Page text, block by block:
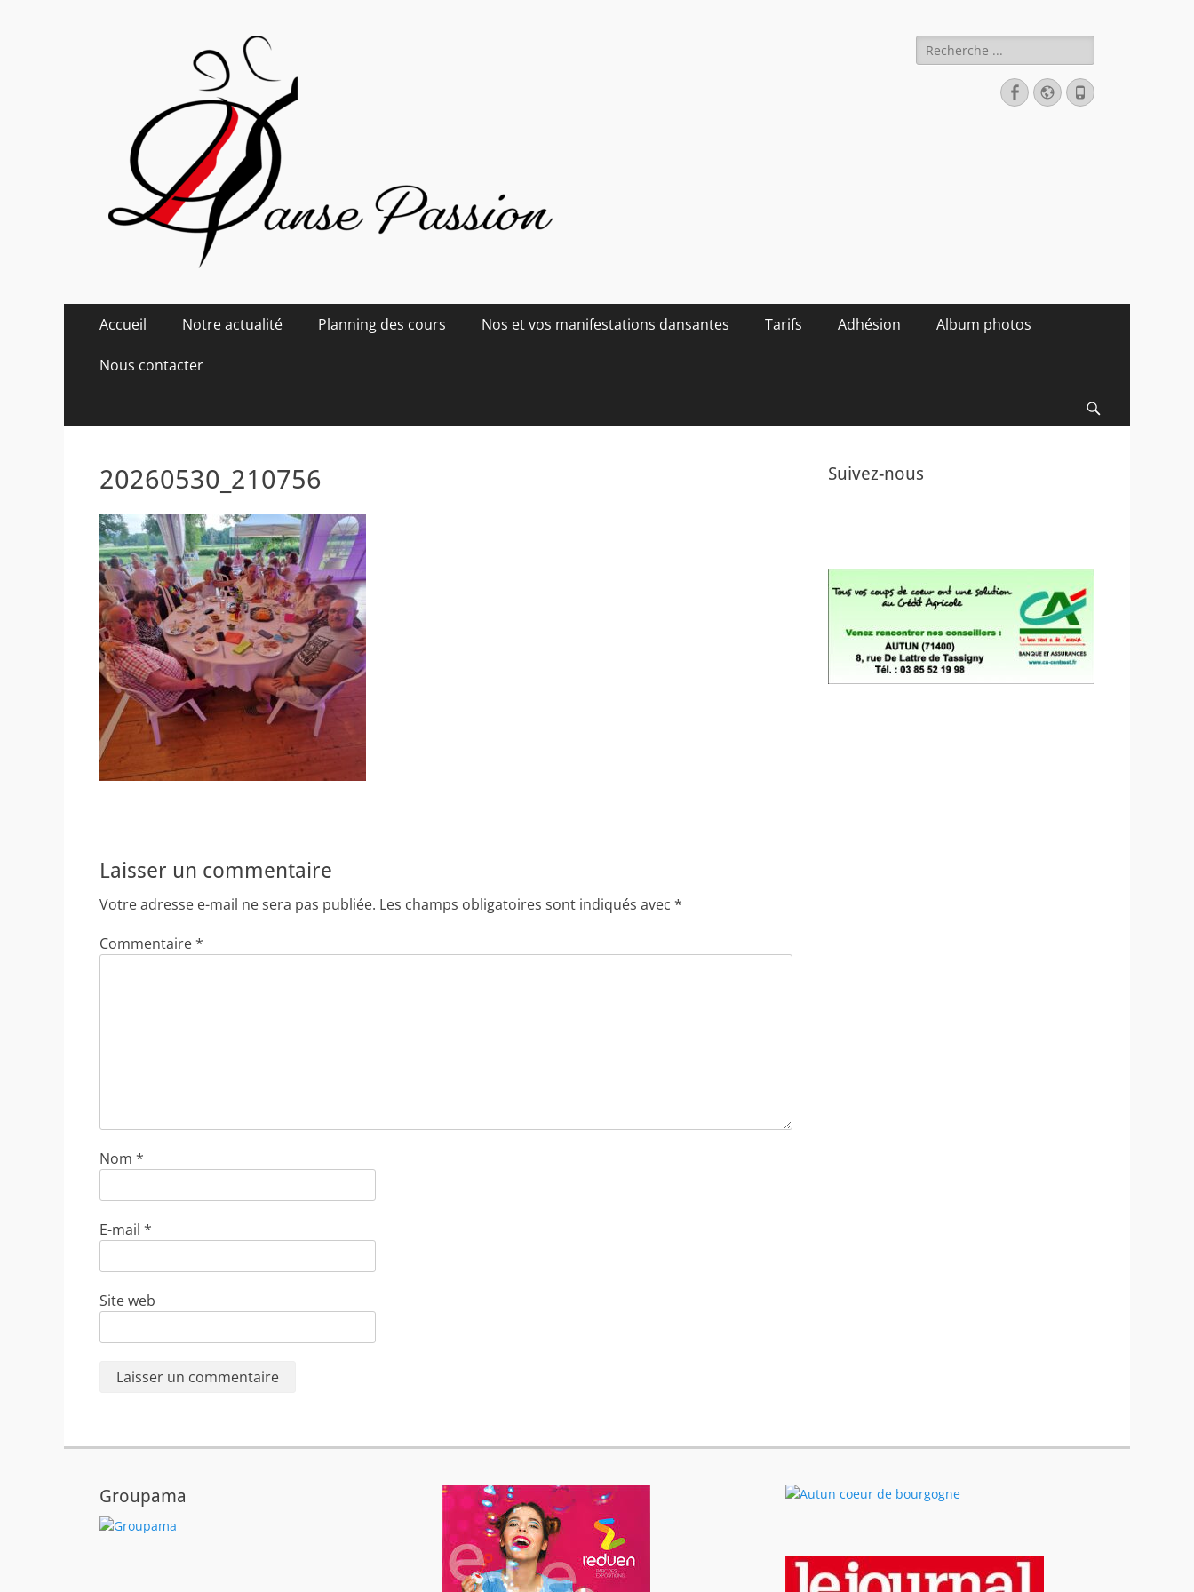
Danse Passion Rechercher :
Facebook
Site
web
Tél
Menu
contenu
Accueil Notre actualité Planning des cours Nos et vos manifestations dansantes Tarifs Adhésion Album photos
Nous contacter
20260530_210756
Laisser un commentaire
Votre adresse e-mail ne sera pas publiée. Les champs obligatoires sont indiqués avec *
Commentaire*
Nom *
E-mail *
Site web
Suivez-nous
Groupama